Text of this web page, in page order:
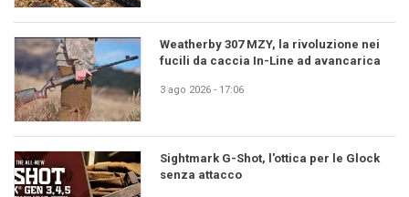
Weatherby 307 MZY, la rivoluzione nei
fucili da caccia In-Line ad avancarica
3 ago 2026 - 17:06
Sightmark G-Shot, l'ottica per le Glock
senza attacco